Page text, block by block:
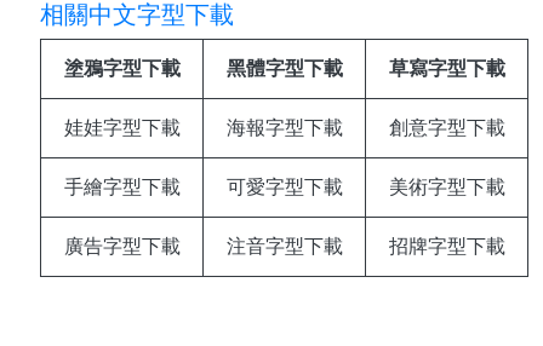
相關中文字型下載
塗鴉字型下載 黑體字型下載 草寫字型下載
娃娃字型下載 海報字型下載 創意字型下載
手繪字型下載 可愛字型下載 美術字型下載
廣告字型下載 注音字型下載 招牌字型下載